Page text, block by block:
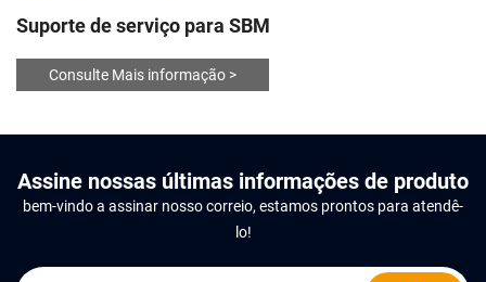
Suporte de serviço para SBM
Consulte Mais informação >
Assine nossas últimas informações de produto
bem-vindo a assinar nosso correio, estamos prontos para atendê-
lo!